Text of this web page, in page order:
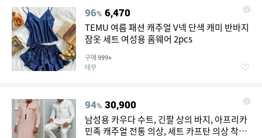
96% 6,470
TEMU 여름 패션 캐주얼 V넥 단색 캐미 반바지
잠옷 세트 여성용 홈웨어 2pcs
구매 999+
테무
94% 30,900
남성용 카우다 수트, 긴팔 상의 바지, 아프리카
민족 캐주얼 전통 의상, 세트 카프탄 의상 착용,